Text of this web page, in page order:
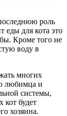
роль
еды для кота это
Кроме того не
воду в
многих
любимца и
системы,
кот будет
хозяина.